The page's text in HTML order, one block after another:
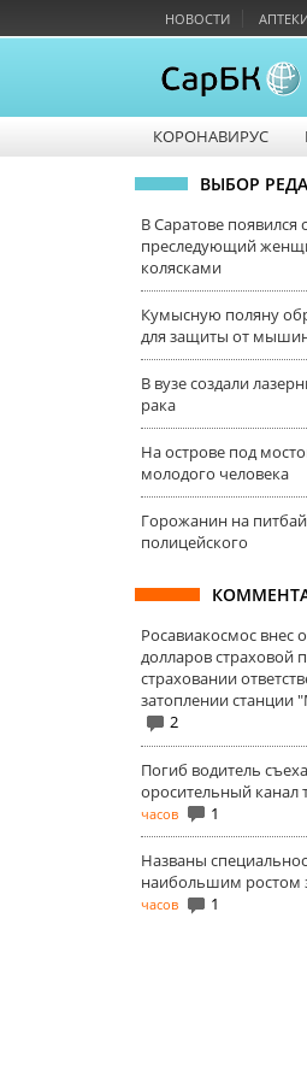
НОВОСТИ
КОРОНАВИРУС
ВЫБОР
В Саратове появился
преследующий
колясками
Кумысную поляну
для защиты от
В вузе создали
рака
На острове под
молодого человека
Горожанин на
полицейского
Росавиакосмос внес
долларов страховой
страховании
затоплении станции
2
Погиб водитель
оросительный канал
часов
1
Названы
наибольшим ростом
часов
1